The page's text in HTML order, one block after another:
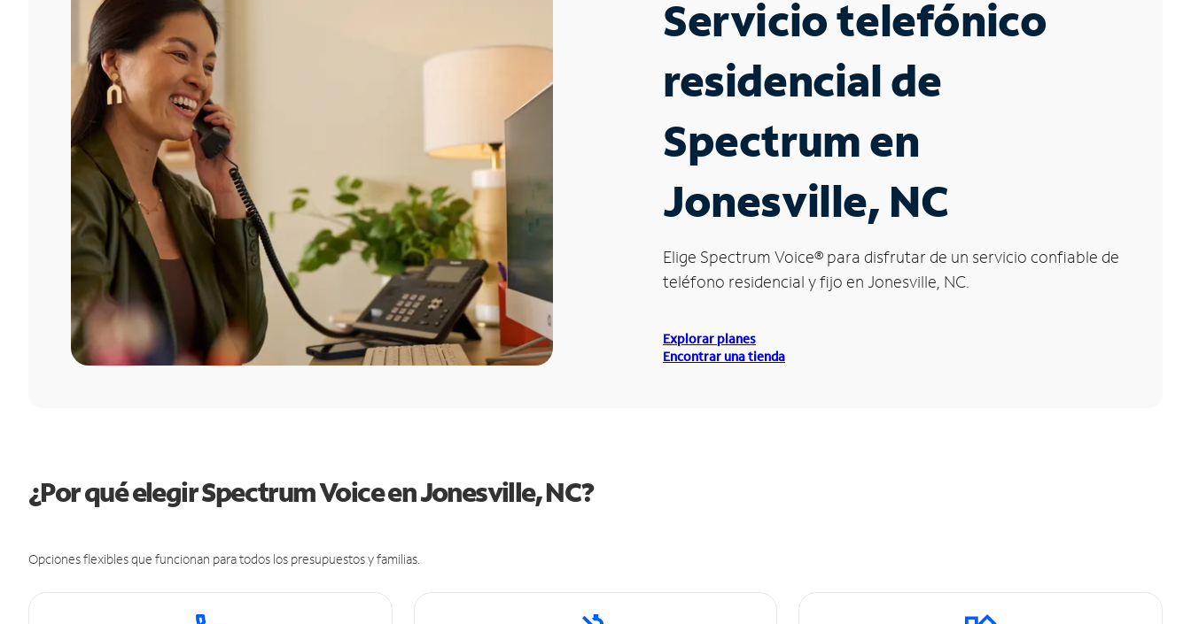
Servicio telefónico
residencial de
Spectrum en
Jonesville, NC
Elige Spectrum Voice® para disfrutar de un servicio confiable de
teléfono residencial y fijo en Jonesville, NC.
Explorar planes
Encontrar una tienda
¿Por qué elegir Spectrum Voice en Jonesville, NC?
Opciones flexibles que funcionan para todos los presupuestos y familias.